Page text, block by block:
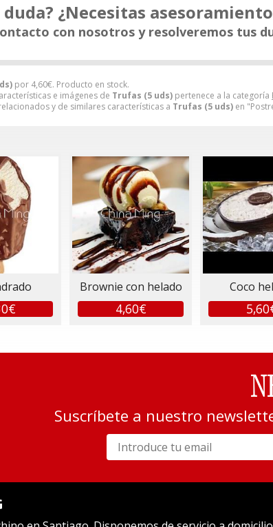
por 4,60€. Producto en stock.
e imágenes de Trufas (5 uds) pertenece a la categoría
y de similares características a Trufas (5 uds) en
¿Necesitas
con nosotros y resolveremos tus
Brownie con helado
4,60€
Coco
Suscríbete a nuestro